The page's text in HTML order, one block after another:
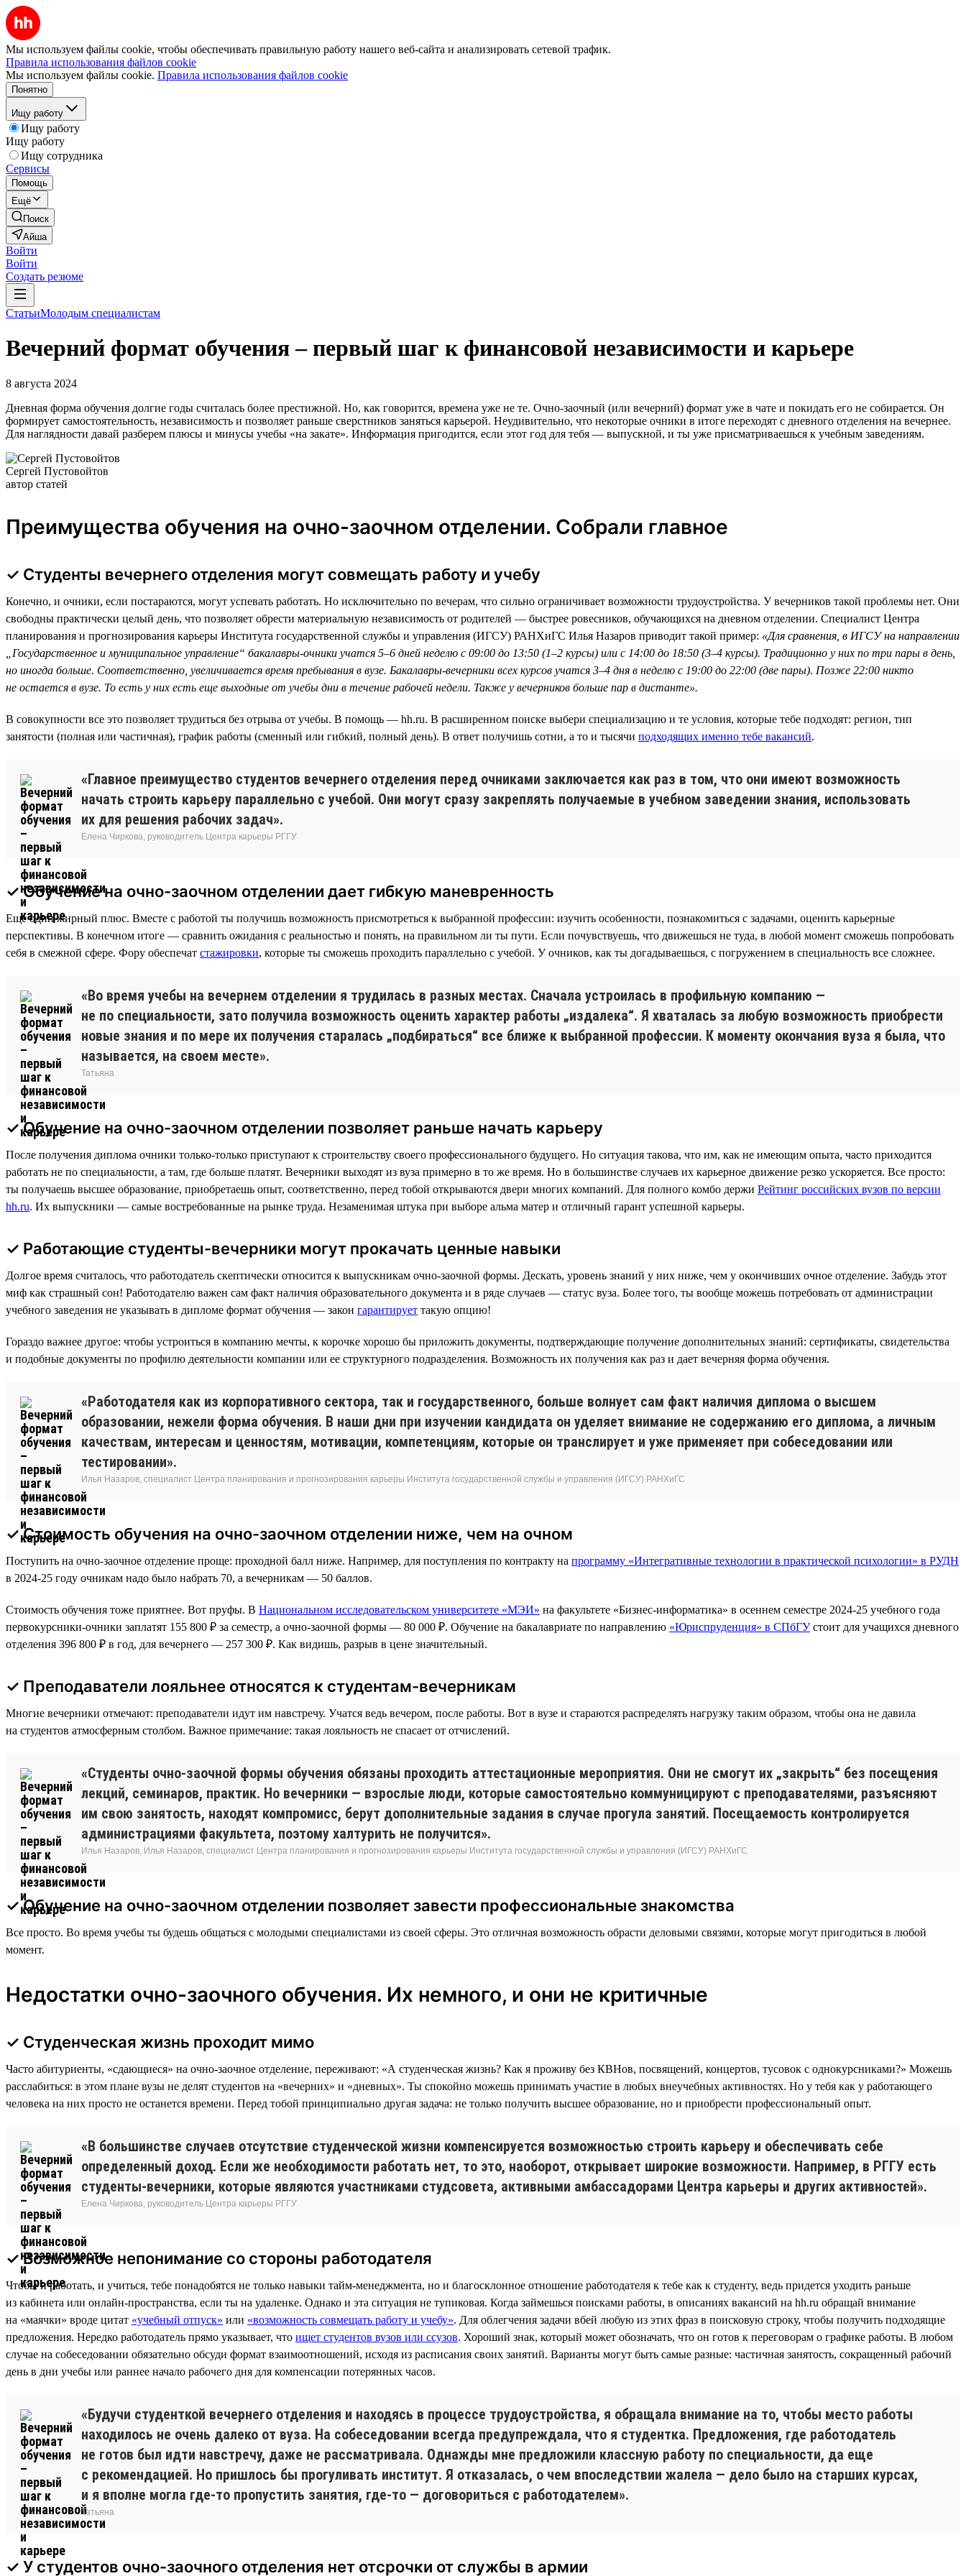
Мы используем файлы cookie, чтобы обеспечивать правильную работу нашего веб-сайта и анализировать сетевой трафик.
Правила использования файлов cookie
Мы используем файлы cookie. Правила использования файлов cookie
Понятно
Ищу работу
Ищу работу
Ищу работу
Ищу сотрудника
Сервисы
Помощь
Ещё
Поиск
Айша
Войти
Войти
Создать резюме
СтатьиМолодым специалистам
Вечерний формат обучения – первый шаг к финансовой независимости и карьере
8 августа 2024
Дневная форма обучения долгие годы считалась более престижной. Но, как говорится, времена уже не те. Очно-заочный (или вечерний) формат уже в чате и покидать его не собирается. Он
формирует самостоятельность, независимость и позволяет раньше сверстников заняться карьерой. Неудивительно, что некоторые очники в итоге переходят с дневного отделения на вечернее.
Для наглядности давай разберем плюсы и минусы учебы «на закате». Информация пригодится, если этот год для тебя — выпускной, и ты уже присматриваешься к учебным заведениям.
Сергей Пустовойтов
автор статей
Преимущества обучения на очно-заочном отделении. Собрали главное
✓ Студенты вечернего отделения могут совмещать работу и учебу
Конечно, и очники, если постараются, могут успевать работать. Но исключительно по вечерам, что сильно ограничивает возможности трудоустройства. У вечерников такой проблемы нет. Они
свободны практически целый день, что позволяет обрести материальную независимость от родителей — быстрее ровесников, обучающихся на дневном отделении. Специалист Центра
планирования и прогнозирования карьеры Института государственной службы и управления (ИГСУ) РАНХиГС Илья Назаров приводит такой пример: «Для сравнения, в ИГСУ на направлении
„Государственное и муниципальное управление“ бакалавры-очники учатся 5–6 дней неделю с 09:00 до 13:50 (1–2 курсы) или с 14:00 до 18:50 (3–4 курсы). Традиционно у них по три пары в день,
но иногда больше. Соответственно, увеличивается время пребывания в вузе. Бакалавры-вечерники всех курсов учатся 3–4 дня в неделю с 19:00 до 22:00 (две пары). Позже 22:00 никто
не остается в вузе. То есть у них есть еще выходные от учебы дни в течение рабочей недели. Также у вечерников больше пар в дистанте».
В совокупности все это позволяет трудиться без отрыва от учебы. В помощь — hh.ru. В расширенном поиске выбери специализацию и те условия, которые тебе подходят: регион, тип
занятости (полная или частичная), график работы (сменный или гибкий, полный день). В ответ получишь сотни, а то и тысячи подходящих именно тебе вакансий.
«Главное преимущество студентов вечернего отделения перед очниками заключается как раз в том, что они имеют возможность
начать строить карьеру параллельно с учебой. Они могут сразу закреплять получаемые в учебном заведении знания, использовать
их для решения рабочих задач».
Елена Чиркова, руководитель Центра карьеры РГГУ
✓ Обучение на очно-заочном отделении дает гибкую маневренность
Еще один жирный плюс. Вместе с работой ты получишь возможность присмотреться к выбранной профессии: изучить особенности, познакомиться с задачами, оценить карьерные
перспективы. В конечном итоге — сравнить ожидания с реальностью и понять, на правильном ли ты пути. Если почувствуешь, что движешься не туда, в любой момент сможешь попробовать
себя в смежной сфере. Фору обеспечат стажировки, которые ты сможешь проходить параллельно с учебой. У очников, как ты догадываешься, с погружением в специальность все сложнее.
«Во время учебы на вечернем отделении я трудилась в разных местах. Сначала устроилась в профильную компанию —
не по специальности, зато получила возможность оценить характер работы „издалека“. Я хваталась за любую возможность приобрести
новые знания и по мере их получения старалась „подбираться“ все ближе к выбранной профессии. К моменту окончания вуза я была, что
называется, на своем месте».
Татьяна
✓ Обучение на очно-заочном отделении позволяет раньше начать карьеру
После получения диплома очники только-только приступают к строительству своего профессионального будущего. Но ситуация такова, что им, как не имеющим опыта, часто приходится
работать не по специальности, а там, где больше платят. Вечерники выходят из вуза примерно в то же время. Но в большинстве случаев их карьерное движение резко ускоряется. Все просто:
ты получаешь высшее образование, приобретаешь опыт, соответственно, перед тобой открываются двери многих компаний. Для полного комбо держи Рейтинг российских вузов по версии
hh.ru. Их выпускники — самые востребованные на рынке труда. Незаменимая штука при выборе альма матер и отличный гарант успешной карьеры.
✓ Работающие студенты-вечерники могут прокачать ценные навыки
Долгое время считалось, что работодатель скептически относится к выпускникам очно-заочной формы. Дескать, уровень знаний у них ниже, чем у окончивших очное отделение. Забудь этот
миф как страшный сон! Работодателю важен сам факт наличия образовательного документа и в ряде случаев — статус вуза. Более того, ты вообще можешь потребовать от администрации
учебного заведения не указывать в дипломе формат обучения — закон гарантирует такую опцию!
Гораздо важнее другое: чтобы устроиться в компанию мечты, к корочке хорошо бы приложить документы, подтверждающие получение дополнительных знаний: сертификаты, свидетельства
и подобные документы по профилю деятельности компании или ее структурного подразделения. Возможность их получения как раз и дает вечерняя форма обучения.
«Работодателя как из корпоративного сектора, так и государственного, больше волнует сам факт наличия диплома о высшем
образовании, нежели форма обучения. В наши дни при изучении кандидата он уделяет внимание не содержанию его диплома, а личным
качествам, интересам и ценностям, мотивации, компетенциям, которые он транслирует и уже применяет при собеседовании или
тестировании».
Илья Назаров, специалист Центра планирования и прогнозирования карьеры Института государственной службы и управления (ИГСУ) РАНХиГС
✓ Стоимость обучения на очно-заочном отделении ниже, чем на очном
Поступить на очно-заочное отделение проще: проходной балл ниже. Например, для поступления по контракту на программу «Интегративные технологии в практической психологии» в РУДН
в 2024-25 году очникам надо было набрать 70, а вечерникам — 50 баллов.
Стоимость обучения тоже приятнее. Вот пруфы. В Национальном исследовательском университете «МЭИ» на факультете «Бизнес-информатика» в осеннем семестре 2024-25 учебного года
первокурсники-очники заплатят 155 800 ₽ за семестр, а очно-заочной формы — 80 000 ₽. Обучение на бакалавриате по направлению «Юриспруденция» в СПбГУстоит для учащихся дневного
отделения 396 800 ₽ в год, для вечернего — 257 300 ₽. Как видишь, разрыв в цене значительный.
✓ Преподаватели лояльнее относятся к студентам-вечерникам
Многие вечерники отмечают: преподаватели идут им навстречу. Учатся ведь вечером, после работы. Вот в вузе и стараются распределять нагрузку таким образом, чтобы она не давила
на студентов атмосферным столбом. Важное примечание: такая лояльность не спасает от отчислений.
«Студенты очно-заочной формы обучения обязаны проходить аттестационные мероприятия. Они не смогут их „закрыть“ без посещения
лекций, семинаров, практик. Но вечерники — взрослые люди, которые самостоятельно коммуницируют с преподавателями, разъясняют
им свою занятость, находят компромисс, берут дополнительные задания в случае прогула занятий. Посещаемость контролируется
администрациями факультета, поэтому халтурить не получится».
Илья Назаров, Илья Назаров, специалист Центра планирования и прогнозирования карьеры Института государственной службы и управления (ИГСУ) РАНХиГС
✓ Обучение на очно-заочном отделении позволяет завести профессиональные знакомства
Все просто. Во время учебы ты будешь общаться с молодыми специалистами из своей сферы. Это отличная возможность обрасти деловыми связями, которые могут пригодиться в любой
момент.
Недостатки очно-заочного обучения. Их немного, и они не критичные
✓ Студенческая жизнь проходит мимо
Часто абитуриенты, «сдающиеся» на очно-заочное отделение, переживают: «А студенческая жизнь? Как я проживу без КВНов, посвящений, концертов, тусовок с однокурсниками?» Можешь
расслабиться: в этом плане вузы не делят студентов на «вечерних» и «дневных». Ты спокойно можешь принимать участие в любых внеучебных активностях. Но у тебя как у работающего
человека на них просто не останется времени. Перед тобой принципиально другая задача: не только получить высшее образование, но и приобрести профессиональный опыт.
«В большинстве случаев отсутствие студенческой жизни компенсируется возможностью строить карьеру и обеспечивать себе
определенный доход. Если же необходимости работать нет, то это, наоборот, открывает широкие возможности. Например, в РГГУ есть
студенты-вечерники, которые являются участниками студсовета, активными амбассадорами Центра карьеры и других активностей».
Елена Чиркова, руководитель Центра карьеры РГГУ
✓ Возможное непонимание со стороны работодателя
Чтобы и работать, и учиться, тебе понадобятся не только навыки тайм-менеджмента, но и благосклонное отношение работодателя к тебе как к студенту, ведь придется уходить раньше
из кабинета или онлайн-пространства, если ты на удаленке. Однако и эта ситуация не тупиковая. Когда займешься поисками работы, в описаниях вакансий на hh.ru обращай внимание
на «маячки» вроде цитат «учебный отпуск» или «возможность совмещать работу и учебу». Для облегчения задачи вбей любую из этих фраз в поисковую строку, чтобы получить подходящие
предложения. Нередко работодатель прямо указывает, что ищет студентов вузов или ссузов. Хороший знак, который может обозначать, что он готов к переговорам о графике работы. В любом
случае на собеседовании обязательно обсуди формат взаимоотношений, исходя из расписания своих занятий. Варианты могут быть самые разные: частичная занятость, сокращенный рабочий
день в дни учебы или раннее начало рабочего дня для компенсации потерянных часов.
«Будучи студенткой вечернего отделения и находясь в процессе трудоустройства, я обращала внимание на то, чтобы место работы
находилось не очень далеко от вуза. На собеседовании всегда предупреждала, что я студентка. Предложения, где работодатель
не готов был идти навстречу, даже не рассматривала. Однажды мне предложили классную работу по специальности, да еще
с рекомендацией. Но пришлось бы прогуливать институт. Я отказалась, о чем впоследствии жалела — дело было на старших курсах,
и я вполне могла где-то пропустить занятия, где-то — договориться с работодателем».
Татьяна
✓ У студентов очно-заочного отделения нет отсрочки от службы в армии